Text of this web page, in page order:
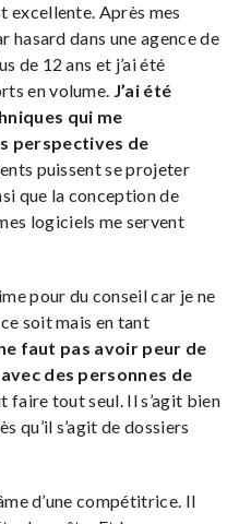
excellente. Après mes
hasard dans une agence de
de 12 ans et j’ai été
en volume. J’ai été
qui me
perspectives de
puissent se projeter
que la conception de
logiciels me servent
pour du conseil car je ne
soit mais en tant
faut pas avoir peur de
des personnes de
faire tout seul. Il s’agit bien
qu’il s’agit de dossiers
d’une compétitrice. Il